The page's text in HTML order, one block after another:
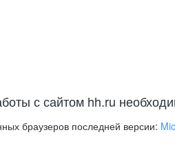
с сайтом hh.ru
браузеров последней версии: